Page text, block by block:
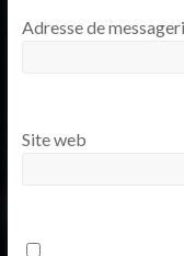
Adresse de
Site web